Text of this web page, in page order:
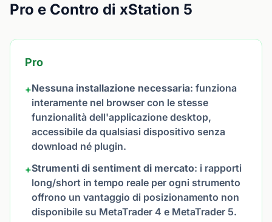
Pro e Contro di xStation 5
Pro
+Nessuna installazione necessaria: funziona
interamente nel browser con le stesse
funzionalità dell'applicazione desktop,
accessibile da qualsiasi dispositivo senza
download né plugin.
+Strumenti di sentiment di mercato: i rapporti
long/short in tempo reale per ogni strumento
offrono un vantaggio di posizionamento non
disponibile su MetaTrader 4 e MetaTrader 5.